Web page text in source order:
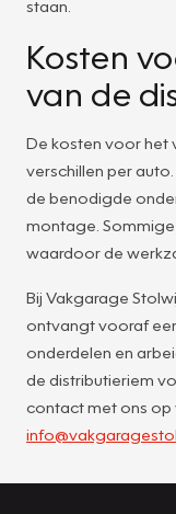
staan.
Kosten
van de
De kosten voor het
verschillen per
de benodigde
montage.
waardoor de
Bij Vakgarage
ontvangt vooraf
onderdelen en
de distributieriem
contact met ons